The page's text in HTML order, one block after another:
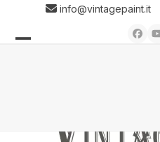
content
info@vintagepaint.it